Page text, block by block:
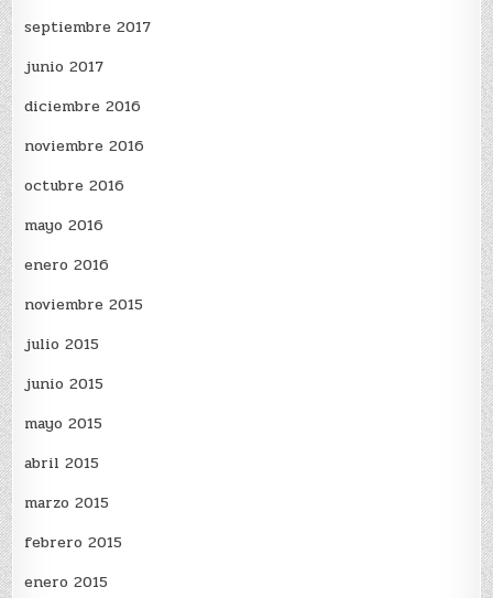
septiembre 2017
junio 2017
diciembre 2016
noviembre 2016
octubre 2016
mayo 2016
enero 2016
noviembre 2015
julio 2015
junio 2015
mayo 2015
abril 2015
marzo 2015
febrero 2015
enero 2015